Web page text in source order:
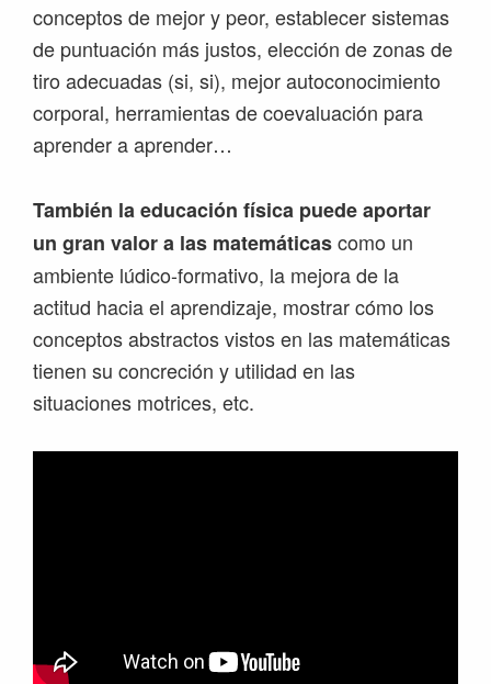
conceptos de mejor y peor, establecer sistemas
de puntuación más justos, elección de zonas de
tiro adecuadas (si, si), mejor autoconocimiento
corporal, herramientas de coevaluación para
aprender a aprender…
También la educación física puede aportar
un gran valor a las matemáticascomo un
ambiente lúdico-formativo, la mejora de la
actitud hacia el aprendizaje, mostrar cómo los
conceptos abstractos vistos en las matemáticas
tienen su concreción y utilidad en las
situaciones motrices, etc.